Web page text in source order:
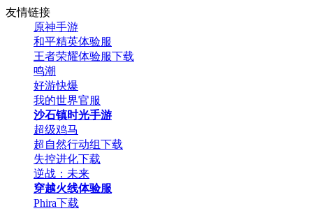
友情链接
原神手游
和平精英体验服
王者荣耀体验服下载
鸣潮
好游快爆
我的世界官服
沙石镇时光手游
超级鸡马
超自然行动组下载
失控进化下载
逆战：未来
穿越火线体验服
Phira下载